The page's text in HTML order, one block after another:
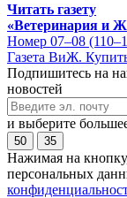
Читать газету
«Ветеринария и
Номер 07–08
Газета ВиЖ.
Подпишитесь на
новостей
и выберите
50 35
Нажимая на
персональных